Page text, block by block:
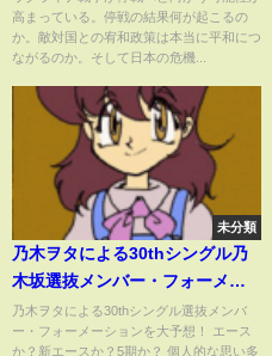
東ワールドポリティクス】 #豊
島晋作
高まっている。停戦の結果何が起こるの
か。敵対国との宥和政策は本当に平和につ
ながるのか。そして日本の危機...
未分類
乃木ヲタによる30thシングル乃
木坂選抜メンバー・フォーメー
ション大予想！
乃木ヲタによる30thシングル選抜メンバ
ー・フォーメーションを大予想！ エース
か？新エースか？5期か？ 個人的な思い多